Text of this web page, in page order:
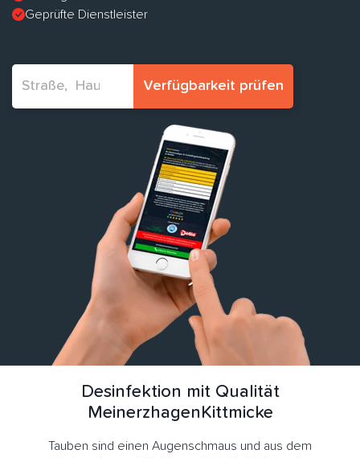
Geprüfte Dienstleister
Verfügbarkeit prüfen
Desinfektion mit Qualität
MeinerzhagenKittmicke
Tauben sind einen Augenschmaus und aus dem